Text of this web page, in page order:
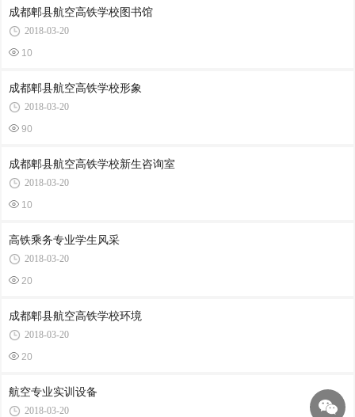
成都郫县航空高铁学校图书馆
2018-03-20
10
成都郫县航空高铁学校形象
2018-03-20
90
成都郫县航空高铁学校新生咨询室
2018-03-20
10
高铁乘务专业学生风采
2018-03-20
20
成都郫县航空高铁学校环境
2018-03-20
20
航空专业实训设备
2018-03-20